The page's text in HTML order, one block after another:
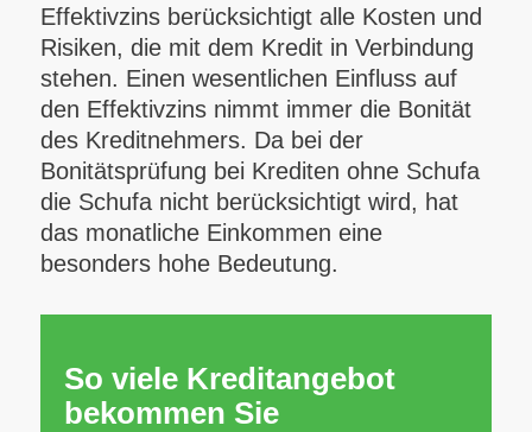
Effektivzins berücksichtigt alle Kosten und
Risiken, die mit dem Kredit in Verbindung
stehen. Einen wesentlichen Einfluss auf
den Effektivzins nimmt immer die Bonität
des Kreditnehmers. Da bei der
Bonitätsprüfung bei Krediten ohne Schufa
die Schufa nicht berücksichtigt wird, hat
das monatliche Einkommen eine
besonders hohe Bedeutung.
So viele Kreditangebot
bekommen Sie